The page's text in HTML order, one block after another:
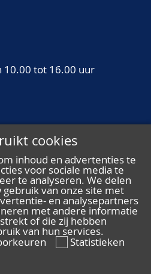
10.00 tot 16.00 uur
cookies
inhoud en advertenties te
voor sociale media te
te analyseren. We delen
van onze site met
en analysepartners
met andere informatie
of die zij hebben
van hun services.
Statistieken